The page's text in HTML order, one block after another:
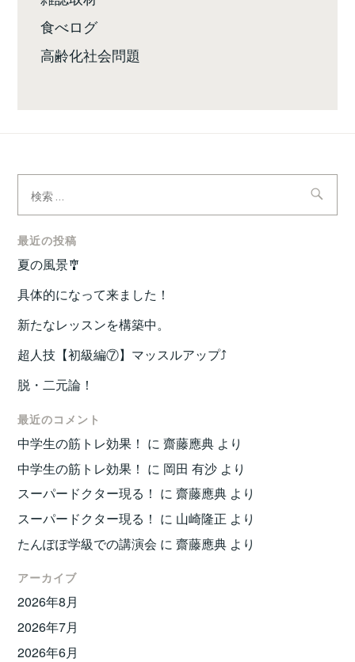
食べログ
高齢化社会問題
索:
最近の投稿
夏の風景🎐
具体的になって来ました！
新たなレッスンを構築中。
超人技【初級編⑦】マッスルアップ⤴️
脱・二元論！
最近のコメント
中学生の筋トレ効果！ に齋藤應典 より
中学生の筋トレ効果！ に 岡田 有沙 より
スーパードクター現る！ に齋藤應典 より
スーパードクター現る！ に 山崎隆正 より
たんぽぽ学級での講演会 に齋藤應典 より
アーカイブ
2026年8月
2026年7月
2026年6月